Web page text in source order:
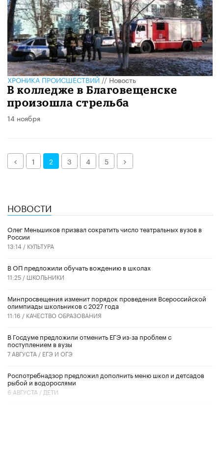
ХРОНИКА ПРОИСШЕСТВИЙ//Новость
В колледже в Благовещенске
произошла стрельба
14 ноября
Назад1 2 3 4 5 Далее
НОВОСТИ
Олег Меньшиков призвал сократить число театральных вузов в
России
13:14 / КУЛЬТУРА
В ОП предложили обучать вождению в школах
11:25 / ШКОЛЬНИКИ
Минпросвещения изменит порядок проведения Всероссийской
олимпиады школьников с 2027 года
11:16 / КАЧЕСТВО ОБРАЗОВАНИЯ
В Госдуме предложили отменить ЕГЭ из-за проблем с
поступлением в вузы
7 АВГУСТА / ЕГЭ И ОГЭ
Роспотребнадзор предложил дополнить меню школ и детсадов
рыбой и водорослями
6 АВГУСТА / ДЕТИ